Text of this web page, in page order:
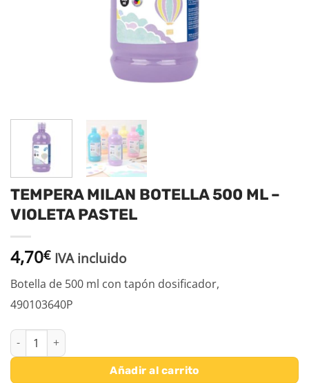
TEMPERA MILAN BOTELLA 500 ML –
VIOLETA PASTEL
4,70€ IVA incluido
Botella de 500 ml con tapón dosificador,
490103640P
TEMPERA MILAN BOTELLA 500 ML - VIOLETA PASTEL cantidad
Añadir al carrito